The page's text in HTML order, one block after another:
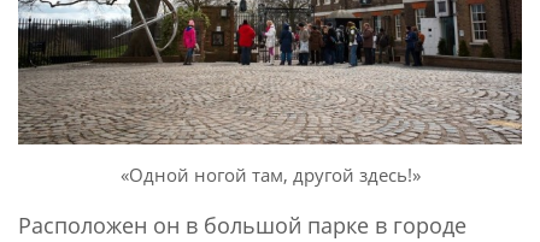
«Одной ногой там, другой здесь!»
Расположен он в большой парке в городе